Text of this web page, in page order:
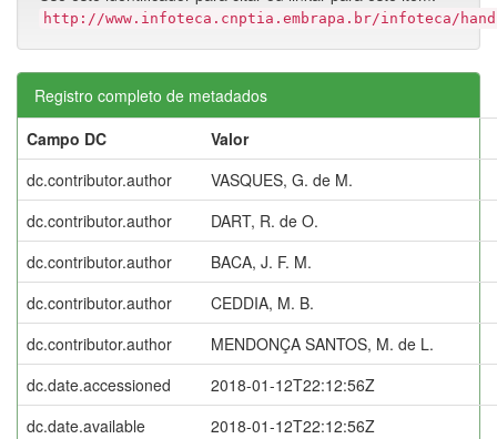
http://www.infoteca.cnptia.embrapa.br/infoteca/
Registro completo de metadados
Campo DC
Valor
dc.contributor.author
VASQUES, G. de M.
dc.contributor.author
DART, R. de O.
dc.contributor.author
BACA, J. F. M.
dc.contributor.author
CEDDIA, M. B.
dc.contributor.author
MENDONÇA SANTOS, M. de L.
dc.date.accessioned
2018-01-12T22:12:56Z
dc.date.available
2018-01-12T22:12:56Z